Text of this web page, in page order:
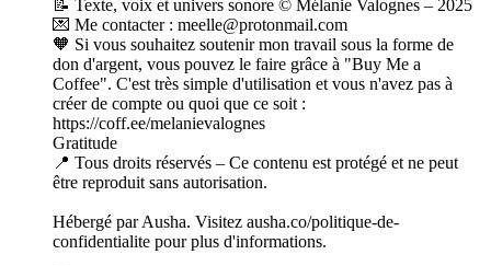
📝 Texte, voix et univers sonore © Mélanie Valognes – 2025
💌 Me contacter : meelle@protonmail.com
🧡 Si vous souhaitez soutenir mon travail sous la forme de
don d'argent, vous pouvez le faire grâce à "Buy Me a
Coffee". C'est très simple d'utilisation et vous n'avez pas à
créer de compte ou quoi que ce soit :
https://coff.ee/melanievalognes
Gratitude
📍 Tous droits réservés – Ce contenu est protégé et ne peut
être reproduit sans autorisation.
Hébergé par Ausha. Visitez ausha.co/politique-de-
confidentialite pour plus d'informations.